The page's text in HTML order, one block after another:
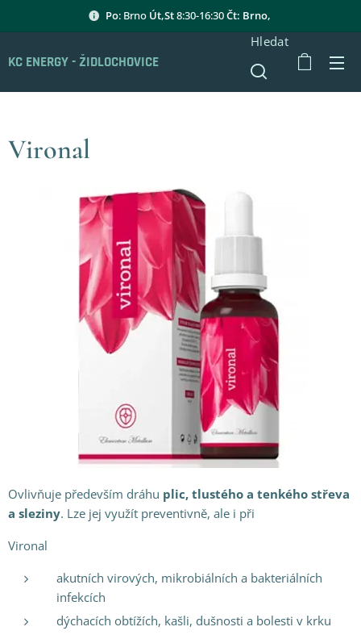
Po: Brno Út,St8:30-16:30Čt: Brno,
KC ENERGY - ŽIDLOCHOVICE
Hledat
Vironal
Ovlivňuje především dráhu plic, tlustého a tenkého střeva
a sleziny. Lze jej využít preventivně, ale i při
Vironal
akutních virových, mikrobiálních a bakteriálních
infekcích
dýchacích obtížích, kašli, dušnosti a bolesti v krku